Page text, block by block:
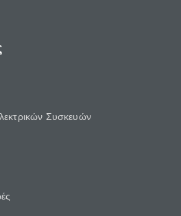
Συσκευών